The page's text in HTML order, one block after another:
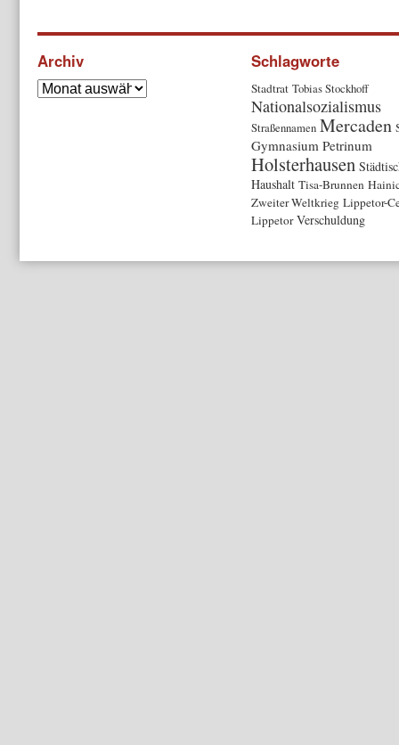
Archiv Schlagworte
Stadtrat Tobias Stockhoff
Nationalsozialismus
Straßennamen Mercaden
Gymnasium Petrinum
Holsterhausen
Haushalt Tisa-Brunnen
Zweiter Weltkrieg Lippetor-
Lippetor Verschuldung